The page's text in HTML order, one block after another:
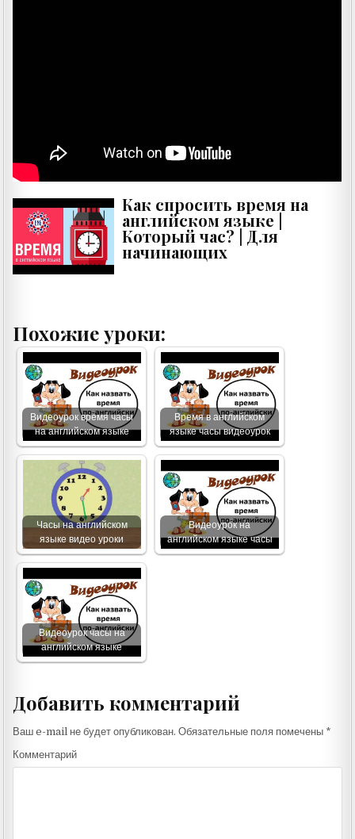
Как спросить время на
английском языке |
Который час? | Для
начинающих
Похожие уроки:
Видеоурок время часы
на английском языке
Время в английском
языке часы видеоурок
Часы на английском
языке видео уроки
Видеоурок на
английском языке часы
Видеоурок часы на
английском языке
Добавить комментарий
Ваш e-mail не будет опубликован. Обязательные поля помечены *
Комментарий